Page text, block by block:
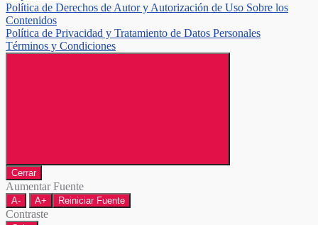
Política de Derechos de Autor y Autorización de Uso Sobre los
Contenidos
Política de Privacidad y Tratamiento de Datos Personales
Términos y Condiciones
Cerrar
Aumentar Fuente
A- A+ Reiniciar Fuente
Contraste